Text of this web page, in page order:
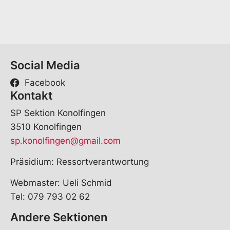
Social Media
Facebook
Kontakt
SP Sektion Konolfingen
3510 Konolfingen
sp.konolfingen@gmail.com
Präsidium: Ressortverantwortung
Webmaster: Ueli Schmid
Tel: 079 793 02 62
Andere Sektionen